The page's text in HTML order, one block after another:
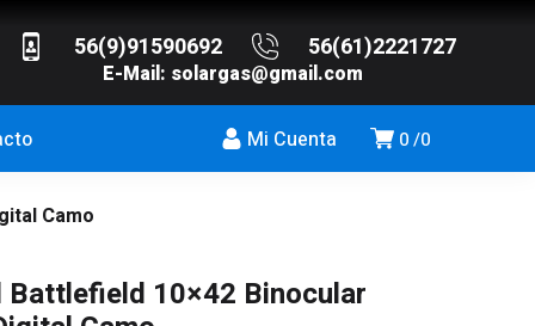
56(9)91590692 56(61)2221727
E-Mail: solargas@gmail.com
0 0
Mi Cuenta
Camo
Battlefield 10×42 Binocular